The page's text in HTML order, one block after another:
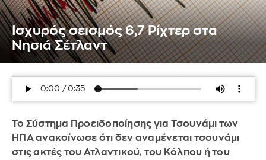
Ισχυρός σεισμός 6,7 Ρίχτερ στα
Νησιά Σέτλαντ
Το Σύστημα Προειδοποίησης για Τσουνάμι των
ΗΠΑ ανακοίνωσε ότι δεν αναμένεται τσουνάμι
στις ακτές του Ατλαντικού, του Κόλπου ή του